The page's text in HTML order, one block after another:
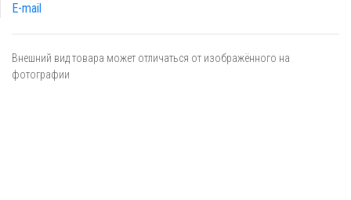
E-mail
Внешний вид товара может отличаться от изображённого на
фотографии